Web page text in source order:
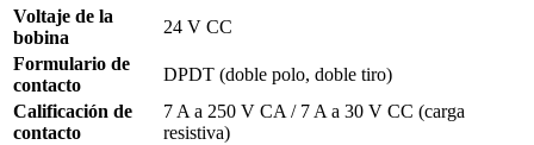
Voltaje de la
bobina
24 V CC
Formulario de
contacto
DPDT (doble polo, doble tiro)
Calificación de
contacto
7 A a 250 V CA / 7 A a 30 V CC (carga
resistiva)